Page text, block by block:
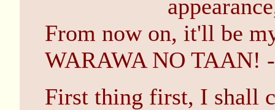
From now on, it'll be
WARAWA NO TAAN!
First thing first, I shall